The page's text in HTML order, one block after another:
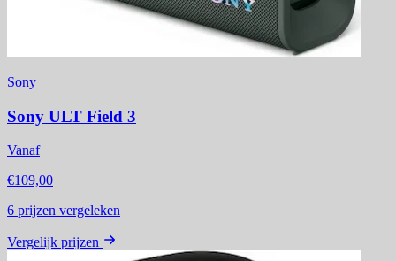
Sony
Sony ULT Field 3
Vanaf
€109,00
6 prijzen vergeleken
Vergelijk prijzen